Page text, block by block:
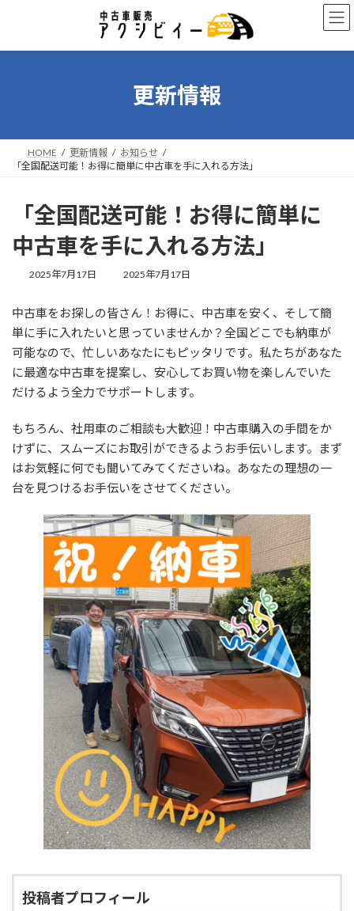
ン
ー
更新情報
HOME 更新情報
お知らせ
「全国配送可能！お得に簡単に中古車を手に入れる方法」
「全国配送可能！お得に簡単に
中古車を手に入れる方法」
2025年7月17日
最
新
日
時
:
2025年7月17日
中古車をお探しの皆さん！お得に、中古車を安く、そして簡
単に手に入れたいと思っていませんか？全国どこでも納車が
可能なので、忙しいあなたにもピッタリです。私たちがあなた
に最適な中古車を提案し、安心してお買い物を楽しんでいた
だけるよう全力でサポートします。
もちろん、社用車のご相談も大歓迎！中古車購入の手間をか
けずに、スムーズにお取引ができるようお手伝いします。まず
はお気軽に何でも聞いてみてくださいね。あなたの理想の一
台を見つけるお手伝いをさせてください。
投稿者プロフィール